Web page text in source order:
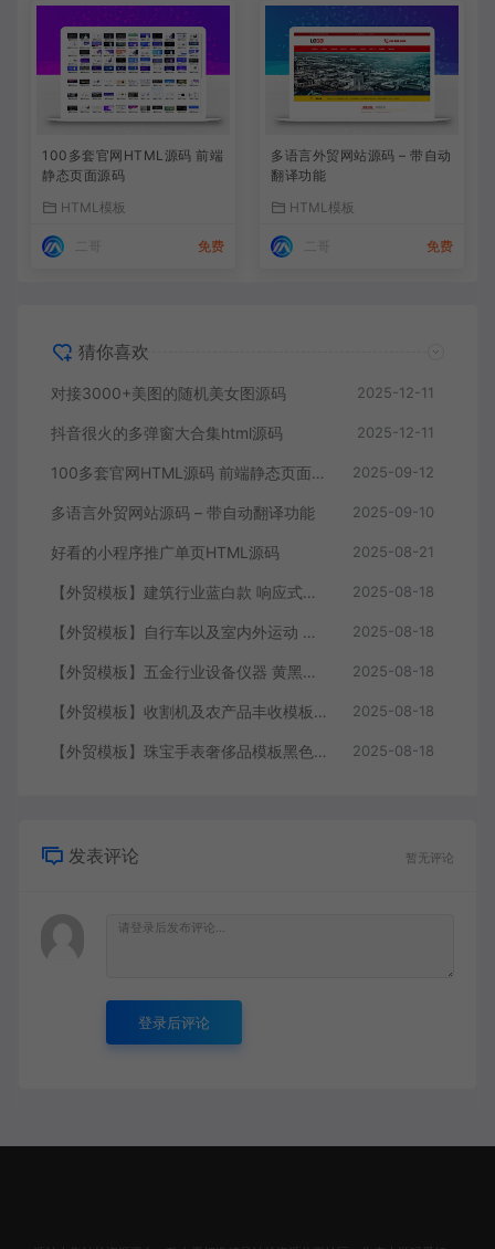
100多套官网HTML源码 前端
静态页面源码
HTML模板
免费
多语言外贸网站源码 – 带自动
翻译功能
HTML模板
免费
猜你喜欢
对接3000+美图的随机美女图源码 2025-12-11
抖音很火的多弹窗大合集html源码 2025-12-11
100多套官网HTML源码 前端静态页面源码 2025-09-12
多语言外贸网站源码 – 带自动翻译功能 2025-09-10
好看的小程序推广单页HTML源码 2025-08-21
【外贸模板】建筑行业蓝白款 响应式模板静态html文件 2025-08-18
【外贸模板】自行车以及室内外运动 黑灰 响应式模板静态html文件 2025-08-18
【外贸模板】五金行业设备仪器 黄黑款 响应式模板静态html文件 2025-08-18
【外贸模板】收割机及农产品丰收模板 绿色 响应式模板静态html文件 2025-08-18
【外贸模板】珠宝手表奢侈品模板黑色 响应式模板静态html文件 2025-08-18
发表评论 暂无评论
登录后评论